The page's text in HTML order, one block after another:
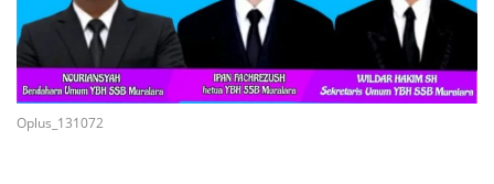
Oplus_131072